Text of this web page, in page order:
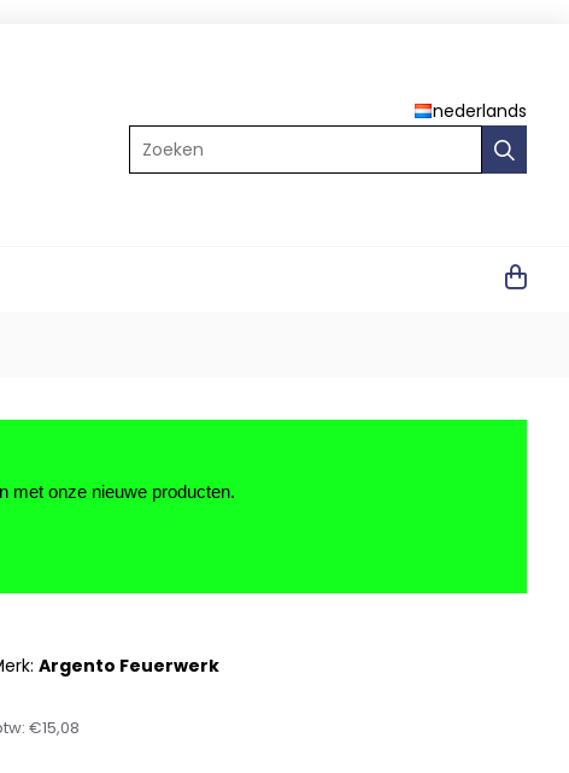
nederlands
Zoeken
met onze nieuwe producten.
Argento Feuerwerk
€15,08